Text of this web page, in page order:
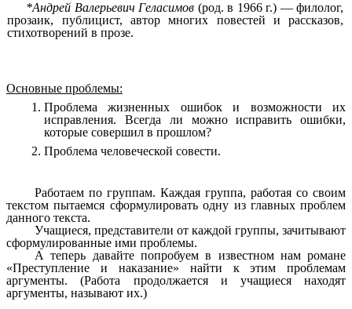
*Андрей Валерьевич Геласимов (род. в 1966 г.) — филолог,
прозаик, публицист, автор многих повестей и рассказов,
стихотворений в прозе.
Основные проблемы:
Проблема жизненных ошибок и возможности их
исправления. Всегда ли можно исправить ошибки,
которые совершил в прошлом?
Проблема человеческой совести.
Работаем по группам. Каждая группа, работая со своим
текстом пытаемся сформулировать одну из главных проблем
данного текста.
Учащиеся, представители от каждой группы, зачитывают
сформулированные ими проблемы.
А теперь давайте попробуем в известном нам романе
«Преступление и наказание» найти к этим проблемам
аргументы. (Работа продолжается и учащиеся находят
аргументы, называют их.)